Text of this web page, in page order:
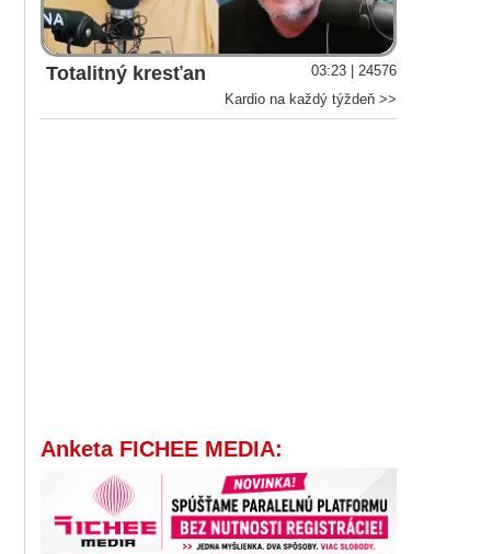
Video
Totalitný kresťan
03:23 | 24576
Kardio na každý týždeň >>
Anketa FICHEE MEDIA: